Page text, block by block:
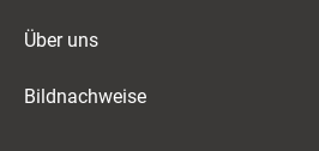
Über uns
Bildnachweise